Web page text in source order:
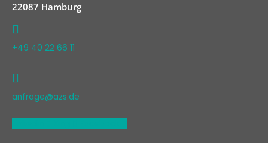
22087 Hamburg
+49 40 22 66 11
anfrage@azs.de